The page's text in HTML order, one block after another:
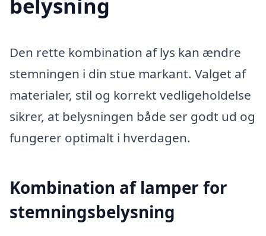
belysning
Den rette kombination af lys kan ændre
stemningen i din stue markant. Valget af
materialer, stil og korrekt vedligeholdelse
sikrer, at belysningen både ser godt ud og
fungerer optimalt i hverdagen.
Kombination af lamper for
stemningsbelysning